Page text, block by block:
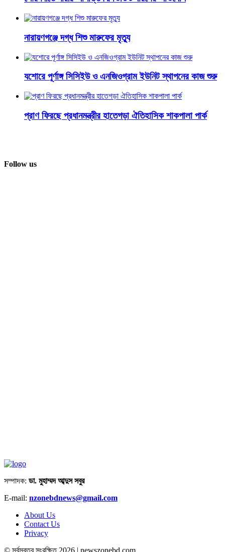
নারায়ণগঞ্জে দগ্ধ শিশু মারুফের মৃত্যু
যশোরে পূর্ণাঙ্গ সিসিইউ ও এনজিওগ্রাম ইউনিট স্থাপনের কাজ শুরু
প্রাণ ফিরছে প্রধানমন্ত্রীর হাতেগড়া ঐতিহাসিক শাকপালা পার্ক
Follow us
সম্পাদক: ডা. মুহাম্মদ আব্দুস সবুর
E-mail: nzonebdnews@gmail.com
About Us
Contact Us
Privacy
© সর্বস্বত্ব সংরক্ষিত 2026 | newszonebd.com